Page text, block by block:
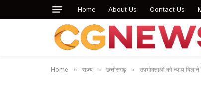
Home About Us Contact Us
Home » राज्य » छत्तीसगढ़ » उपभोक्ताओं को न्याय